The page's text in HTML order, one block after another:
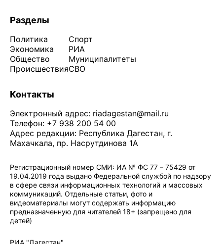
Разделы
Политика
Экономика
Общество
Происшествия
Спорт
РИА
Муниципалитеты
СВО
Контакты
Электронный адрес: riadagestan@mail.ru
Телефон: +7 938 200 54 00
Адрес редакции: Республика Дагестан, г.
Махачкала, пр. Насрутдинова 1А
Регистрационный номер СМИ: ИА № ФС 77 – 75429 от
19.04.2019 года выдано Федеральной службой по надзору
в сфере связи информационных технологий и массовых
коммуникаций. Отдельные статьи, фото и
видеоматериалы могут содержать информацию
предназначенную для читателей 18+ (запрещено для
детей)
РИА "Дагестан"